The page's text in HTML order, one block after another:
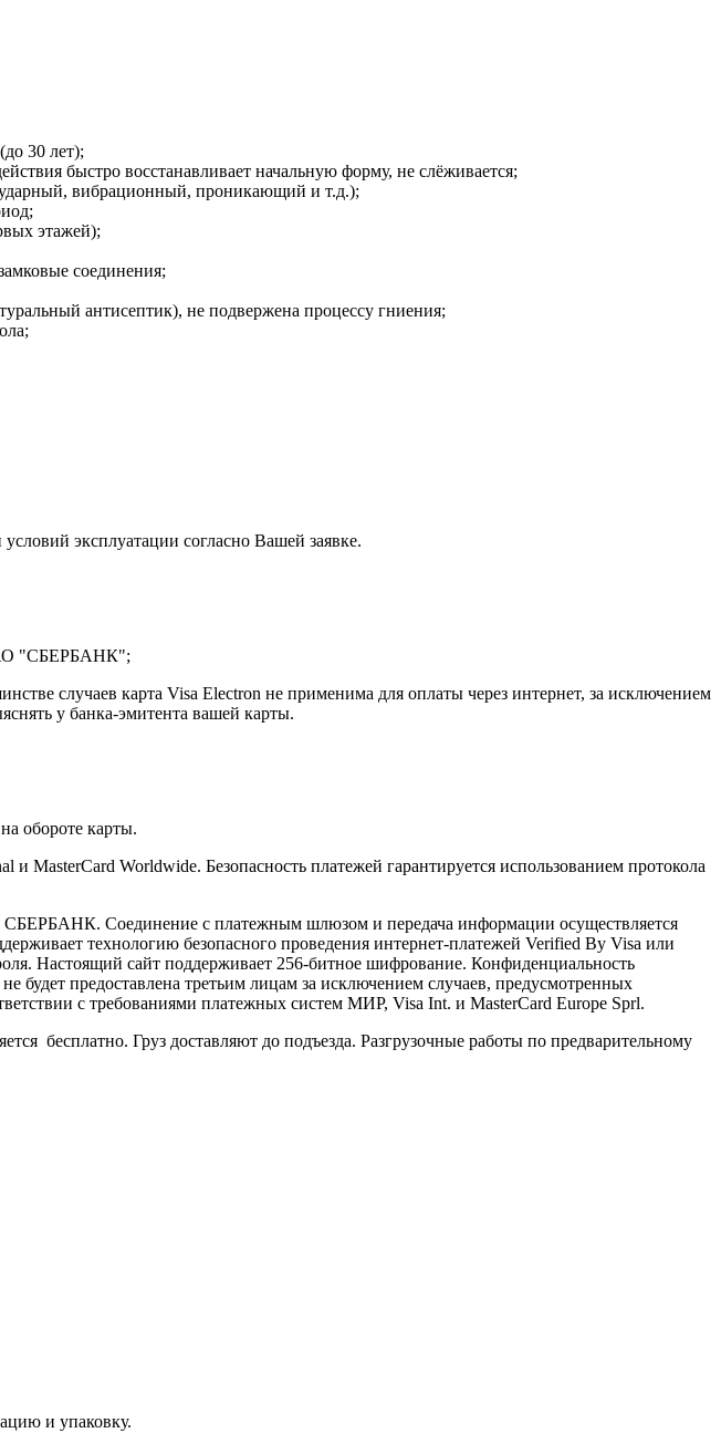
30 лет);
быстро восстанавливает начальную форму, не слёживается;
вибрационный, проникающий и т.д.);
этажей);
соединения;
антисептик), не подвержена процессу гниения;
эксплуатации согласно Вашей заявке.
"СБЕРБАНК";
случаев карта Visa Electron не применима для оплаты через интернет, за исключением
у банка-эмитента вашей карты.
обороте карты.
MasterCard Worldwide. Безопасность платежей гарантируется использованием протокола
Соединение с платежным шлюзом и передача информации осуществляется
технологию безопасного проведения интернет-платежей Verified By Visa или
Настоящий сайт поддерживает 256-битное шифрование. Конфиденциальность
предоставлена третьим лицам за исключением случаев, предусмотренных
с требованиями платежных систем МИР, Visa Int. и MasterCard Europe Sprl.
бесплатно. Груз доставляют до подъезда. Разгрузочные работы по предварительному
и упаковку.